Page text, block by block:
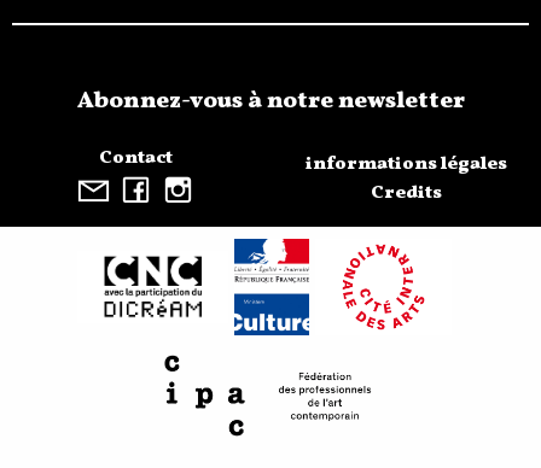
Contact
Abonnez-vous à notre newsletter
informations légales
Credits